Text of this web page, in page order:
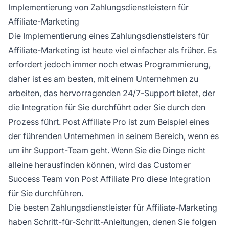
Implementierung von Zahlungsdienstleistern für
Affiliate-Marketing
Die Implementierung eines Zahlungsdienstleisters für
Affiliate-Marketing ist heute viel einfacher als früher. Es
erfordert jedoch immer noch etwas Programmierung,
daher ist es am besten, mit einem Unternehmen zu
arbeiten, das hervorragenden 24/7-Support bietet, der
die Integration für Sie durchführt oder Sie durch den
Prozess führt. Post Affiliate Pro ist zum Beispiel eines
der führenden Unternehmen in seinem Bereich, wenn es
um ihr Support-Team geht. Wenn Sie die Dinge nicht
alleine herausfinden können, wird das Customer
Success Team von Post Affiliate Pro diese Integration
für Sie durchführen.
Die besten Zahlungsdienstleister für Affiliate-Marketing
haben Schritt-für-Schritt-Anleitungen, denen Sie folgen